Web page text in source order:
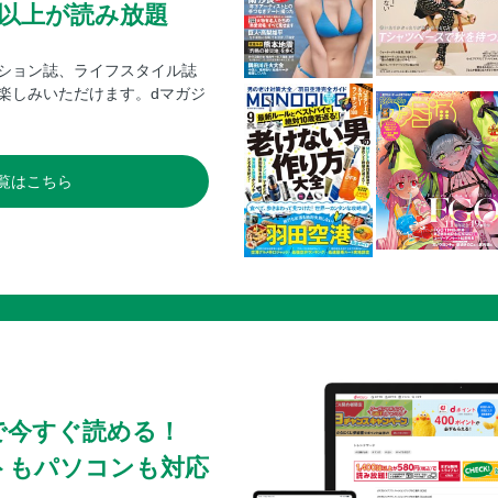
上が読み放題
ョン誌、ライフスタイル誌
しみいただけます。dマガジ
はこちら
すぐ読める！
パソコンも対応